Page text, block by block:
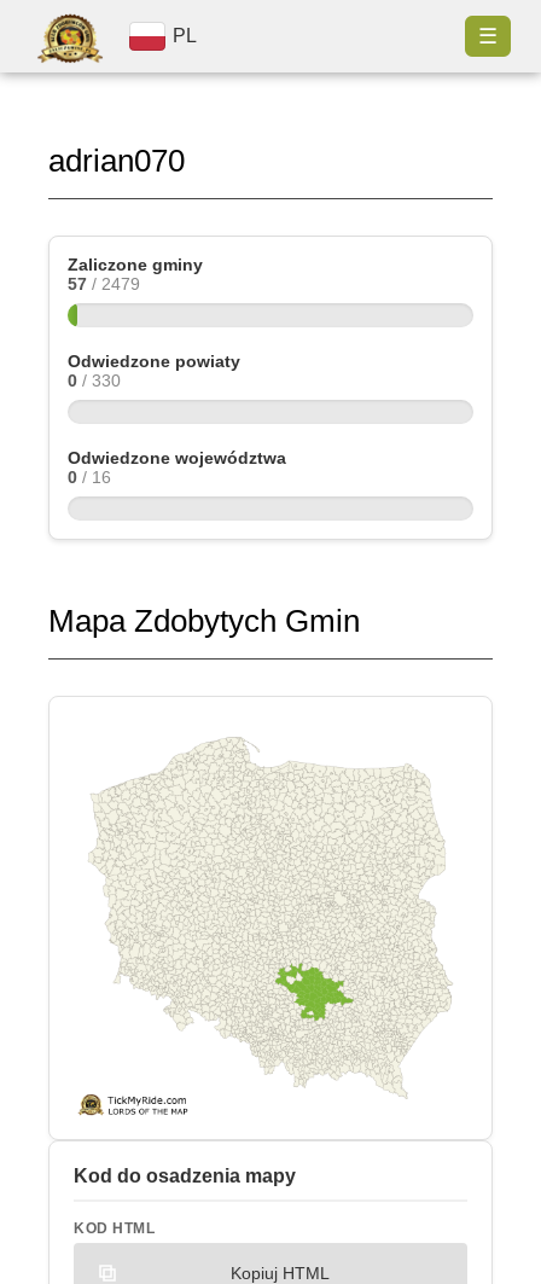
PL ☰
adrian070
Zaliczone gminy
57 / 2479
Odwiedzone powiaty
0 / 330
Odwiedzone województwa
0 / 16
Mapa Zdobytych Gmin
Kod do osadzenia mapy
KOD HTML
Kopiuj HTML